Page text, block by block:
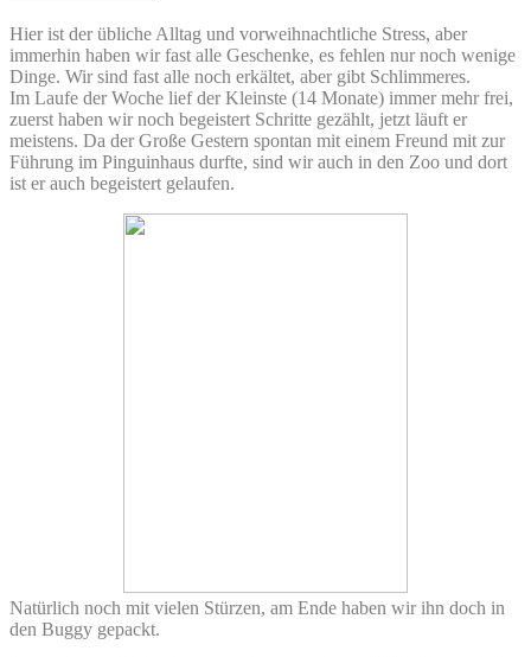
Hier ist der übliche Alltag und vorweihnachtliche Stress, aber
immerhin haben wir fast alle Geschenke, es fehlen nur noch wenige
Dinge. Wir sind fast alle noch erkältet, aber gibt Schlimmeres.
Im Laufe der Woche lief der Kleinste (14 Monate) immer mehr frei,
zuerst haben wir noch begeistert Schritte gezählt, jetzt läuft er
meistens. Da der Große Gestern spontan mit einem Freund mit zur
Führung im Pinguinhaus durfte, sind wir auch in den Zoo und dort
ist er auch begeistert gelaufen.
Natürlich noch mit vielen Stürzen, am Ende haben wir ihn doch in
den Buggy gepackt.